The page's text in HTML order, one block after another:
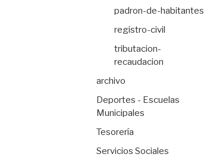
padron-de-habitantes
registro-civil
tributacion-
recaudacion
archivo
Deportes - Escuelas
Municipales
Tesorería
Servicios Sociales